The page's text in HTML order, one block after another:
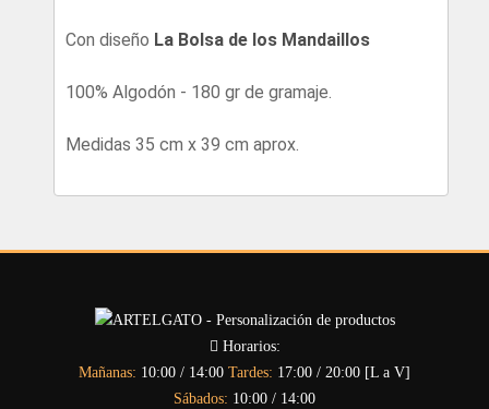
Con diseño La Bolsa de los Mandaillos
100% Algodón - 180 gr de gramaje.
Medidas 35 cm x 39 cm aprox.
Horarios:
Mañanas: 10:00 / 14:00 Tardes: 17:00 / 20:00 [L a V]
Sábados: 10:00 / 14:00